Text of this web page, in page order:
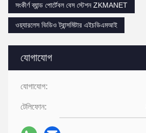
যোগাযোগ
যোগাযোগ:
টেলিফোন:
সংকীর্ণ ব্যান্ড পোর্টেবল বেস স্টেশন ZKMANET
ওয়্যারলেস ভিডিও ট্রান্সমিটার এইচডিএমআই